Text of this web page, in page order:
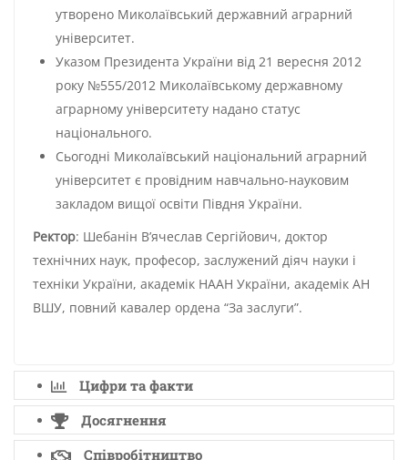
утворено Миколаївський державний аграрний
університет.
Указом Президента України від 21 вересня 2012
року №555/2012 Миколаївському державному
аграрному університету надано статус
національного.
Сьогодні Миколаївський національний аграрний
університет є провідним навчально-науковим
закладом вищої освіти Півдня України.
Ректор: Шебанін В’ячеслав Сергійович, доктор
технічних наук, професор, заслужений діяч науки і
техніки України, академік НААН України, академік АН
ВШУ, повний кавалер ордена “За заслуги”.
Цифри та факти
Досягнення
Співробітництво